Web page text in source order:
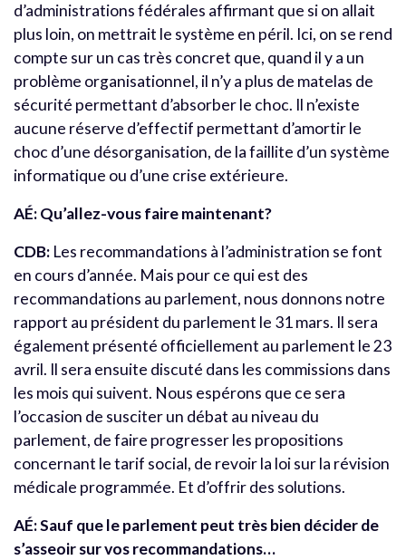
d’administrations fédérales affirmant que si on allait
plus loin, on mettrait le système en péril. Ici, on se rend
compte sur un cas très concret que, quand il y a un
problème organisationnel, il n’y a plus de matelas de
sécurité permettant d’absorber le choc. Il n’existe
aucune réserve d’effectif permettant d’amortir le
choc d’une désorganisation, de la faillite d’un système
informatique ou d’une crise extérieure.
AÉ: Qu’allez-vous faire maintenant?
CDB: Les recommandations à l’administration se font
en cours d’année. Mais pour ce qui est des
recommandations au parlement, nous donnons notre
rapport au président du parlement le 31 mars. Il sera
également présenté officiellement au parlement le 23
avril. Il sera ensuite discuté dans les commissions dans
les mois qui suivent. Nous espérons que ce sera
l’occasion de susciter un débat au niveau du
parlement, de faire progresser les propositions
concernant le tarif social, de revoir la loi sur la révision
médicale programmée. Et d’offrir des solutions.
AÉ: Sauf que le parlement peut très bien décider de
s’asseoir sur vos recommandations…